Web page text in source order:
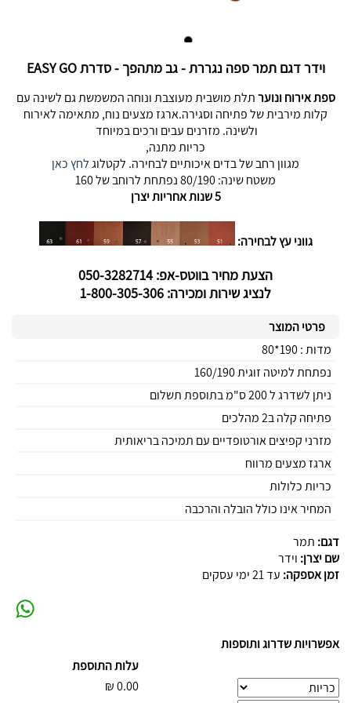
וידר דגם תמר ספה נגררת - גב מתהפך - סדרת EASY GO
ספת אירוח ונוערתלת מושבית מעוצבת ונוחה המשמשת גם לשינה עם
קלות מירבית של פתיחה וסגירה.ארגז מצעים נוח, מתאימה לאירוח
ולשינה. מזרנים עבים ורכים במיוחד
כריות מתנה,
מגוון רחב של בדים איכותיים לבחירה. לקטלוגלחץ כאן
משטח שינה: 80/190 נפתחת לרוחב של 160
5 שנות אחריות יצרן
גווני עץ לבחירה:
הצעת מחיר בווטס-אפ: 050-3282714
לנציג שירות ומכירה: 1-800-305-306
פרטי המוצר
מדות : 190*80
נפתחת למיטה זוגית 160/190
ניתן לשדרג ל 200 ס"מ בתוספת תשלום
פתיחה קלה ב2 מהלכים
מזרני קפיצים אורטופדיים עם תמיכה בריאותית
ארגז מצעים מרווח
כריות כלולות
המחיר אינו כולל הובלה והרכבה
דגם: תמר
שם יצרן: וידר
זמן אספקה: עד 21 ימי עסקים
אפשרויות שדרוג ותוספות
עלות התוספת
0.00
₪